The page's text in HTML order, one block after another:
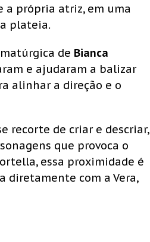
própria atriz, em uma
plateia.
de Bianca
e ajudaram a balizar
alinhar a direção e o
recorte de criar e descriar,
que provoca o
essa proximidade é
diretamente com a Vera,